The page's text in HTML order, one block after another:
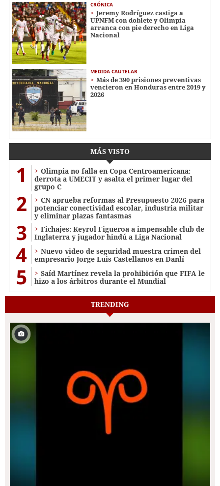
CRÓNICA
Jeremy Rodríguez castiga a
UPNFM con doblete y Olimpia
arranca con pie derecho en Liga
Nacional
MEDIDA CAUTELAR
Más de 390 prisiones preventivas
vencieron en Honduras entre 2019 y
2026
MÁS VISTO
1
Olimpia no falla en Copa Centroamericana:
derrota a UMECIT y asalta el primer lugar del
grupo C
2
CN aprueba reformas al Presupuesto 2026 para
potenciar conectividad escolar, industria militar
y eliminar plazas fantasmas
3
Fichajes: Keyrol Figueroa a impensable club de
Inglaterra y jugador hindú a Liga Nacional
4
Nuevo video de seguridad muestra crimen del
empresario Jorge Luis Castellanos en Danlí
5
Saíd Martínez revela la prohibición que FIFA le
hizo a los árbitros durante el Mundial
TRENDING